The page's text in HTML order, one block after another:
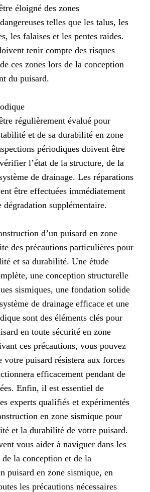
éloigné des zones
telles que les talus, les
les falaises et les pentes raides.
tenir compte des risques
ces zones lors de la conception
du puisard.
régulièrement évalué pour
et de sa durabilité en zone
périodiques doivent être
l’état de la structure, de la
de drainage. Les réparations
être effectuées immédiatement
supplémentaire.
d’un puisard en zone
des précautions particulières pour
et sa durabilité. Une étude
une conception structurelle
sismiques, une fondation solide
de drainage efficace et une
sont des éléments clés pour
en toute sécurité en zone
ces précautions, vous pouvez
votre puisard résistera aux forces
efficacement pendant de
Enfin, il est essentiel de
experts qualifiés et expérimentés
en zone sismique pour
et la durabilité de votre puisard.
vous aider à naviguer dans les
la conception et de la
puisard en zone sismique, en
les précautions nécessaires